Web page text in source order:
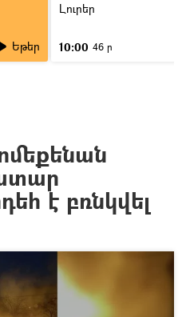
Եթեր
Լուրեր
10:00 46 ր
է բռնկվել